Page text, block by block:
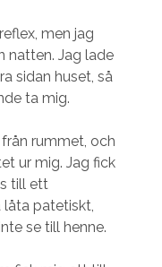
men jag
natten. Jag lade
sidan huset, så
ta mig.
rummet, och
ur mig. Jag fick
till ett
låta patetiskt,
se till henne.